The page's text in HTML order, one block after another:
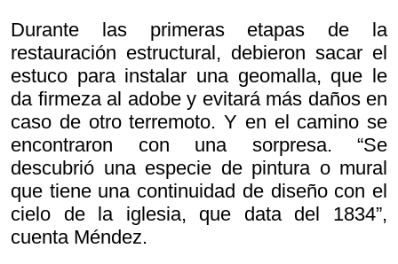
Durante las primeras etapas de la
restauración estructural, debieron sacar el
estuco para instalar una geomalla, que le
da firmeza al adobe y evitará más daños en
caso de otro terremoto. Y en el camino se
encontraron con una sorpresa. “Se
descubrió una especie de pintura o mural
que tiene una continuidad de diseño con el
cielo de la iglesia, que data del 1834”,
cuenta Méndez.